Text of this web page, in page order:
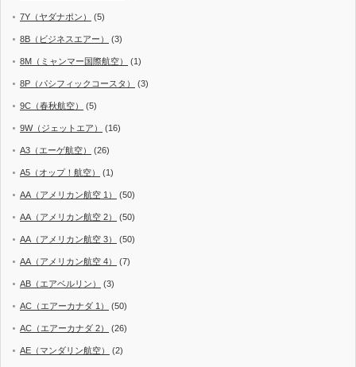
7Y（ヤダナポン） (5)
8B（ビジネスエアー） (3)
8M（ミャンマー国際航空） (1)
8P（パシフィックコースタ） (3)
9C（春秋航空） (5)
9W（ジェットエア） (16)
A3（エーゲ航空） (26)
A5（オップ！航空） (1)
AA（アメリカン航空 1） (50)
AA（アメリカン航空 2） (50)
AA（アメリカン航空 3） (50)
AA（アメリカン航空 4） (7)
AB（エアベルリン） (3)
AC（エアーカナダ 1） (50)
AC（エアーカナダ 2） (26)
AE（マンダリン航空） (2)